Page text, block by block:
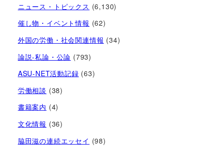
ニュース・トピックス (6,130)
催し物・イベント情報 (62)
外国の労働・社会関連情報 (34)
論説-私論・公論 (793)
ASU-NET活動記録 (63)
労働相談 (38)
書籍案内 (4)
文化情報 (36)
脇田滋の連続エッセイ (98)